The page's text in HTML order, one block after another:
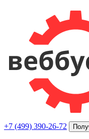
+7 (499) 390-26-72